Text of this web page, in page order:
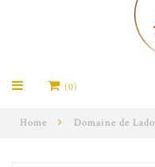
(0)
Home Domaine de